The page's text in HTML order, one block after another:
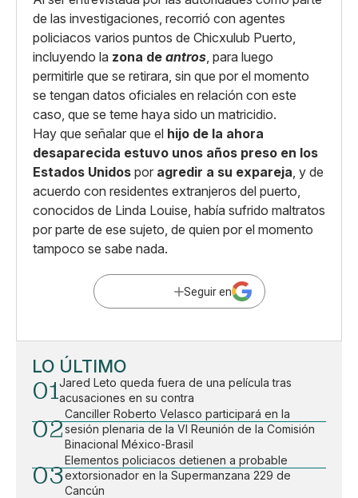
de las investigaciones, recorrió con agentes
policiacos varios puntos de Chicxulub Puerto,
incluyendo la zona de antros, para luego
permitirle que se retirara, sin que por el momento
se tengan datos oficiales en relación con este
caso, que se teme haya sido un matricidio.
Hay que señalar que el hijo de la ahora
desaparecida estuvo unos años preso en los
Estados Unidos por agredir a su expareja, y de
acuerdo con residentes extranjeros del puerto,
conocidos de Linda Louise, había sufrido maltratos
por parte de ese sujeto, de quien por el momento
tampoco se sabe nada.
Seguir en
LO ÚLTIMO
01Jared Leto queda fuera de una película tras
acusaciones en su contra
02
Canciller Roberto Velasco participará en la
sesión plenaria de la VI Reunión de la Comisión
Binacional México-Brasil
03
Elementos policiacos detienen a probable
extorsionador en la Supermanzana 229 de
Cancún